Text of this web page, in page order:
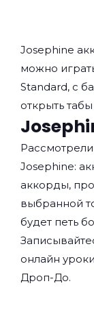
Josephine
можно
Standard, с
открыть
Josephine:
аккорды,
выбранной
будет петь
онлайн
Дроп-До.